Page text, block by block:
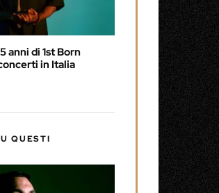
anni di 1st Born
in Italia
QUESTI